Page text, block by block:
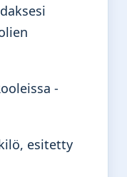
-
esitetty